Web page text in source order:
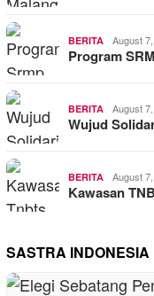
BERITA August
Program
BERITA August
Wujud
BERITA August
Kawasan
SASTRA INDONESIA